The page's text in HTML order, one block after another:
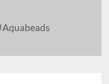
Aquabeads